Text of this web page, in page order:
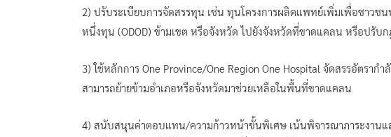
2) ปรับระเบียบการจัดสรรทุน เช่น ทุนโครงการผลิตแพทย์เพิ่มเพื่อชาวชน
หนึ่งทุน (ODOD) ข้ามเขต หรือจังหวัด ไปยังจังหวัดที่ขาดแคลน หรือปรับ
3) ใช้หลักการ One Province/One Region One Hospital จัดสรรอัตรา
สามารถย้ายข้ามอำเภอหรือจังหวัดมาช่วยเหลือในพื้นที่ขาดแคลน
4) สนับสนุนค่าตอบแทน/ความก้าวหน้าขั้นพิเศษ เน้นพิจารณาภาระงาน